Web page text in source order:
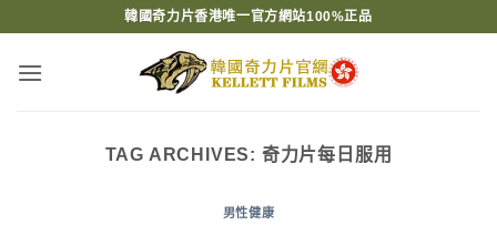
content
韓國奇力片香港唯一官方網站100%正品
TAG ARCHIVES: 奇力片每日服用
男性健康